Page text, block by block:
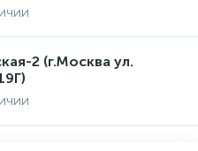
2 (г.Москва ул.